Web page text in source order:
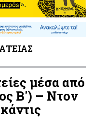
μέσα από
B') – Ντον